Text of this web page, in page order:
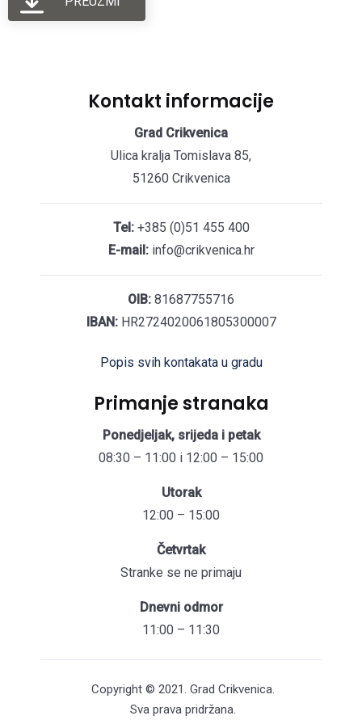
Kontakt informacije
Grad Crikvenica
Ulica kralja Tomislava 85,
51260 Crikvenica
Tel:+385 (0)51 455 400
E-mail:info@crikvenica.hr
OIB: 81687755716
IBAN:HR2724020061805300007
Popis svih kontakata u gradu
Primanje stranaka
Ponedjeljak, srijeda i petak
08:30 – 11:00 i 12:00 – 15:00
Utorak
12:00 – 15:00
Četvrtak
Stranke se ne primaju
Dnevni odmor
11:00 – 11:30
Copyright © 2021. Grad Crikvenica.
Sva prava pridržana.